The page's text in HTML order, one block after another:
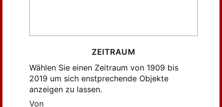
Happ, Heinz (74)
Hartmann, F. (60)
Hatzidakis, G. N. (101)
Havers, W. (69)
Hawkins, Shane (64)
ZEITRAUM
Wählen Sie einen Zeitraum von 1909 bis
2019 um sich enstprechende Objekte
anzeigen zu lassen.
Von